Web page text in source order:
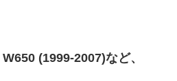
(1999-2007)など、